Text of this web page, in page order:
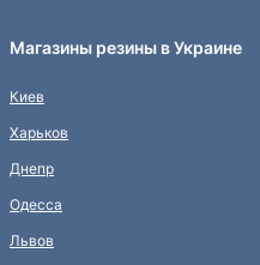
Магазины резины в Украине
Киев
Харьков
Днепр
Одесса
Львов